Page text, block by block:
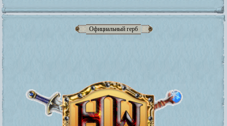
Официальный герб